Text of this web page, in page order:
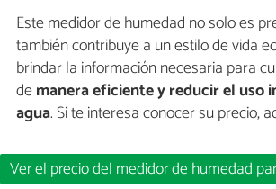
Este medidor de humedad no solo es
también contribuye a un estilo de vida
brindar la información necesaria para
demanera eficiente y reducir el uso
agua. Si te interesa conocer su precio,
Ver el precio del medidor de humedad